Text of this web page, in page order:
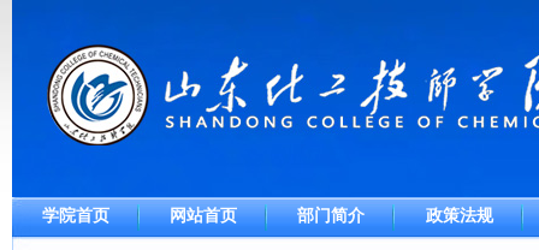
学院首页 网站首页 部门简介 政策法规